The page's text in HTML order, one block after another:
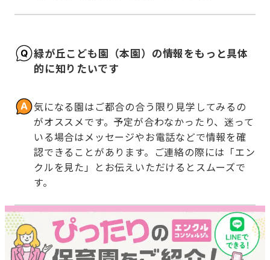
緑が丘こども園（本園）の情報をもっと具体
的に知りたいです
気になる園はご都合の合う限り見学してみるの
がオススメです。予定が合わなかったり、迷って
いる場合はメッセージやお電話などで情報を確
認できることがあります。ご連絡の際には「エン
クルを見た」とお伝えいただけるとスムーズで
す。